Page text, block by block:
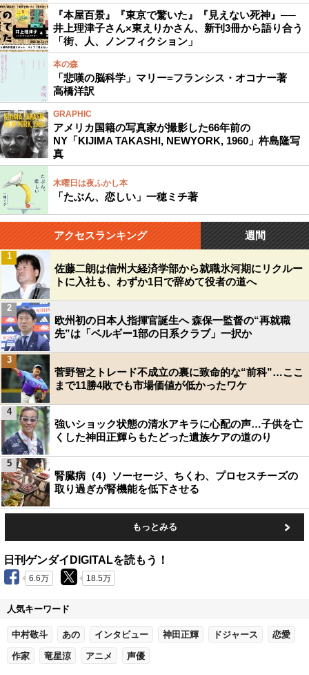
『本屋百景』『東京で驚いた』『見えない死神』──
井上理津子さん×東えりかさん、新刊3冊から語り合う
「街、人、ノンフィクション」
本の森
「悲嘆の脳科学」マリー=フランシス・オコナー著
高橋洋訳
GRAPHIC
アメリカ国籍の写真家が撮影した66年前の
NY「KIJIMA TAKASHI, NEWYORK, 1960」杵島隆写
真
木曜日は夜ふかし本
「たぶん、恋しい」一穂ミチ著
アクセスランキング 週間
佐藤二朗は信州大経済学部から就職氷河期にリクルー
トに入社も、わずか1日で辞めて役者の道へ
1
欧州初の日本人指揮官誕生へ 森保一監督の“再就職
先”は「ベルギー1部の日系クラブ」一択か
2
菅野智之トレード不成立の裏に致命的な“前科”…ここ
まで11勝4敗でも市場価値が低かったワケ
3
強いショック状態の清水アキラに心配の声…子供を亡
くした神田正輝らもたどった遺族ケアの道のり
4
腎臓病（4）ソーセージ、ちくわ、プロセスチーズの
取り過ぎが腎機能を低下させる
5
もっとみる
日刊ゲンダイDIGITALを読もう！
6.6万 18.5万
人気キーワード
中村敬斗 あの インタビュー 神田正輝 ドジャース 恋愛
作家 竜星涼 アニメ 声優